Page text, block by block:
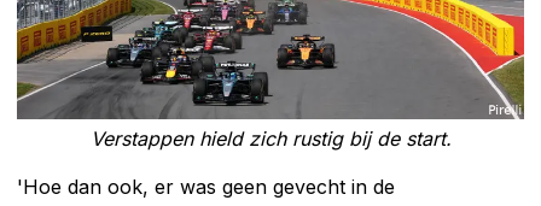
Verstappen hield zich rustig bij de start.
'Hoe dan ook, er was geen gevecht in de